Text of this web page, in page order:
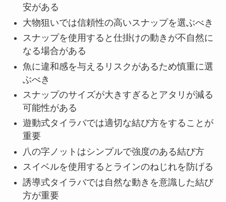
安がある
大物狙いでは信頼性の高いスナップを選ぶべき
スナップを使用すると仕掛けの動きが不自然に
なる場合がある
魚に違和感を与えるリスクがあるため慎重に選
ぶべき
スナップのサイズが大きすぎるとアタリが減る
可能性がある
遊動式タイラバでは適切な結び方をすることが
重要
八の字ノットはシンプルで強度のある結び方
スイベルを使用するとラインのねじれを防げる
誘導式タイラバでは自然な動きを意識した結び
方が重要